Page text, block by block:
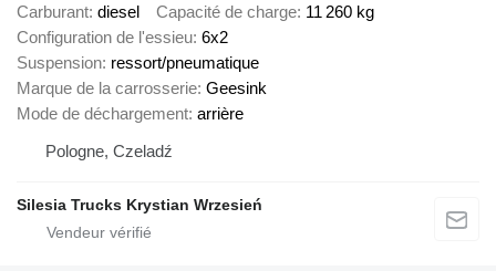
Carburant diesel Capacité de charge 11 260 kg
Configuration de l'essieu 6x2
Suspension ressort/pneumatique
Marque de la carrosserie Geesink
Mode de déchargement arrière
Pologne, Czeladź
Silesia Trucks Krystian Wrzesień